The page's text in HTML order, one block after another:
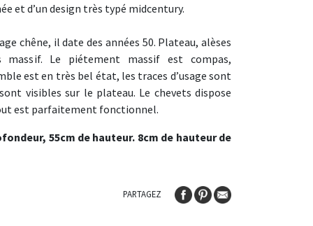
et d’un design très typé midcentury.
chêne, il date des années 50. Plateau, alèses
Le piétement massif est compas,
est en très bel état, les traces d’usage sont
visibles sur le plateau. Le chevets dispose
est parfaitement fonctionnel.
55cm de hauteur. 8cm de hauteur de
PARTAGEZ